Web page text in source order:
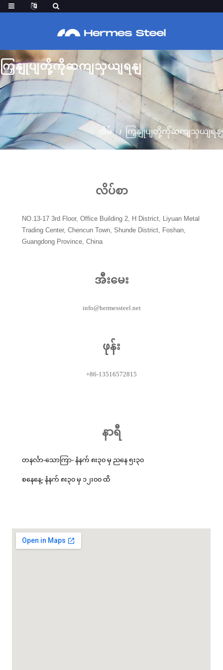
ကြှနျုပျတို့ကိုဆကျသှယျရနျ
အိမ် ကြှနျုပျတို့ကိုဆကျသှယျရနျ
လိပ်စာ
NO.13-17 3rd Floor, Office Building 2, H District, Liyuan Metal
Trading Center, Chencun Town, Shunde District, Foshan,
Guangdong Province, China
အီးမေး
info@hermessteel.net
ဖုန်း
+86-13516572815
နာရီ
တနင်္လာ-သောကြာ- နံနက် ၈း၃၀ မှ ညနေ ၅း၃၀
စနေနေ့- နံနက် ၈း၃၀ မှ ၁၂း၀၀ ထိ